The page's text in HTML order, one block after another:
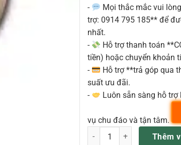
-
Mọi thắc mắc vui
trợ: 0914 795 185** để
nhất.
-
Hỗ trợ thanh toán
tiền) hoặc chuyển khoản
-
Hỗ trợ **trả góp qua
suất ưu đãi.
-
Luôn sẵn sàng hỗ
vụ chu đáo và tận tâm.
ZILDJIAN K0705 K SWEET
Thêm